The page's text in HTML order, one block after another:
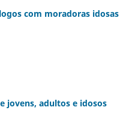
com moradoras
jovens, adultos e idosos